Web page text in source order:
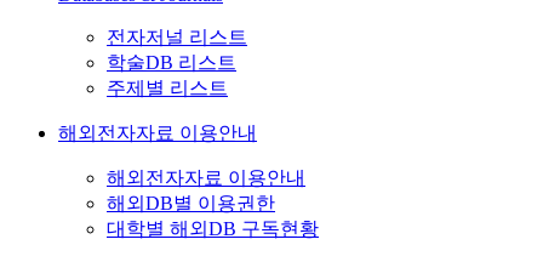
전자저널 리스트
학술DB 리스트
주제별 리스트
해외전자자료 이용안내
해외전자자료 이용안내
해외DB별 이용권한
대학별 해외DB 구독현황